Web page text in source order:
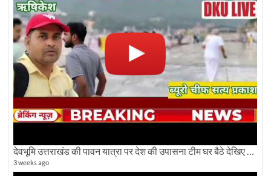
देवभूमि उत्तराखंड की पावन यात्रा पर देश की उपासना टीम घर बैठे देखिए अलौकिक दृश्य
3 weeks ago